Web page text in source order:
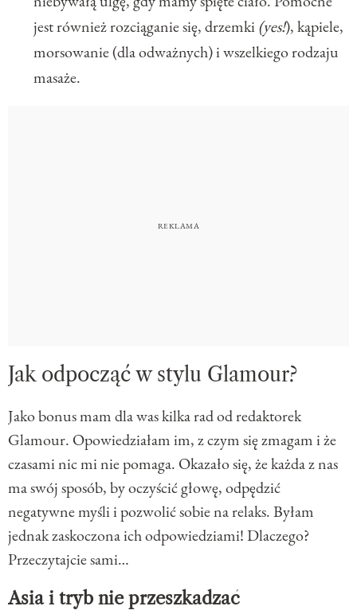
jest również rozciąganie się, drzemki(yes!), kąpiele,
morsowanie (dla odważnych) i wszelkiego rodzaju
masaże.
Jak odpocząć w stylu Glamour?
Jako bonus mam dla was kilka rad od redaktorek
Glamour. Opowiedziałam im, z czym się zmagam i że
czasami nic mi nie pomaga. Okazało się, że każda z nas
ma swój sposób, by oczyścić głowę, odpędzić
negatywne myśli i pozwolić sobie na relaks. Byłam
jednak zaskoczona ich odpowiedziami! Dlaczego?
Przeczytajcie sami…
Asia i tryb nie przeszkadzać